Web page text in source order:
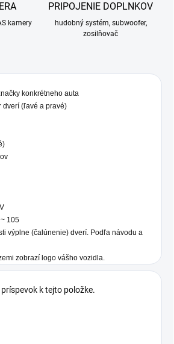
kamery
PRIPOJENIE DOPLNKOV
hudobný systém, subwoofer,
zosilňovač
konkrétneho auta
dverí (ľavé a pravé)
105
výplne (čalúnenie) dverí. Podľa návodu a
zobrazí logo vášho vozidla.
k tejto položke.